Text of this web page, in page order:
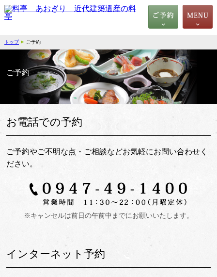
トップ ご予約
ご予約
お電話での予約
ご予約やご不明な点・ご相談などお気軽にお問い合わせく
ださい。
※キャンセルは前日の午前中までにお願いいたします。
インターネット予約